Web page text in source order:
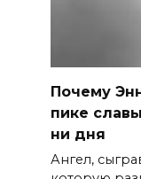
Почему
пике
ни дня
Ангел,